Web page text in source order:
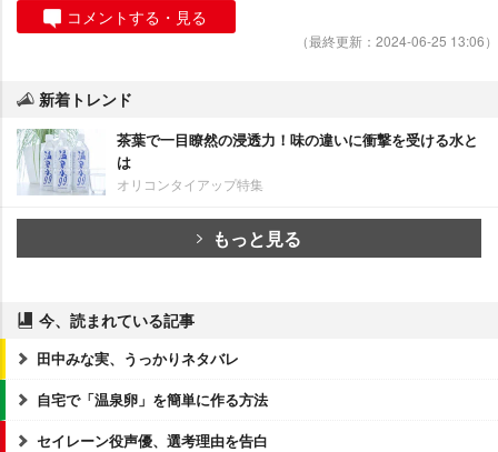
コメントする・見る
（最終更新：2024-06-25 13:06）
新着トレンド
茶葉で一目瞭然の浸透力！味の違いに衝撃を受ける水と
は
オリコンタイアップ特集
もっと見る
今、読まれている記事
田中みな実、うっかりネタバレ
自宅で「温泉卵」を簡単に作る方法
セイレーン役声優、選考理由を告白